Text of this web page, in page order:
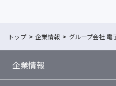
トップ 企業情報 グループ会社 電
企業情報